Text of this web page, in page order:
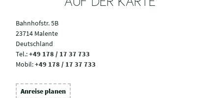
AUF DER KARTE
Bahnhofstr. 5B
23714 Malente
Deutschland
Tel.:+49 178 / 17 37 733
Mobil:+49 178 / 17 37 733
Anreise planen